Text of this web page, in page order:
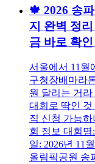
🍁 2026 송
지 완벽 정
금 바로 확인
서울에서 11월
구청장배마라
원 달리는 거
대회로 딱인
직 신청 가능
회 정보 대회
일: 2026년 11
올림픽공원 송